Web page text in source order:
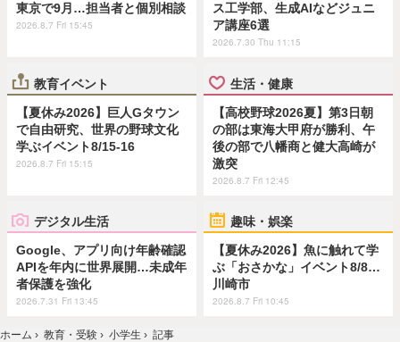
東京で9月…担当者と個別相談
2026.8.7 Fri 15:45
ス工学部、生成AIなどジュニ
ア講座6選
2026.7.30 Thu 11:15
教育イベント
【夏休み2026】巨人Gタウン
で自由研究、世界の野球文化
学ぶイベント8/15-16
2026.8.7 Fri 15:15
生活・健康
【高校野球2026夏】第3日朝
の部は東海大甲府が勝利、午
後の部で八幡商と健大高崎が
激突
2026.8.7 Fri 12:45
デジタル生活
Google、アプリ向け年齢確認
APIを年内に世界展開…未成年
者保護を強化
2026.7.31 Fri 13:45
趣味・娯楽
【夏休み2026】魚に触れて学
ぶ「おさかな」イベント8/8…
川崎市
2026.8.7 Fri 10:45
ホーム › 教育・受験 › 小学生 › 記事